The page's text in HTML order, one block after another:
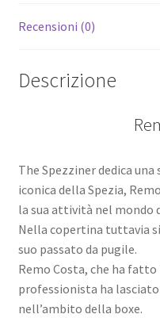
Recensioni (0)
Descrizione
The Spezziner dedica
iconica della Spezia,
la sua attività nel mondo
Nella copertina tuttavia
suo passato da pugile.
Remo Costa, che ha
professionista ha
nell’ambito della boxe.